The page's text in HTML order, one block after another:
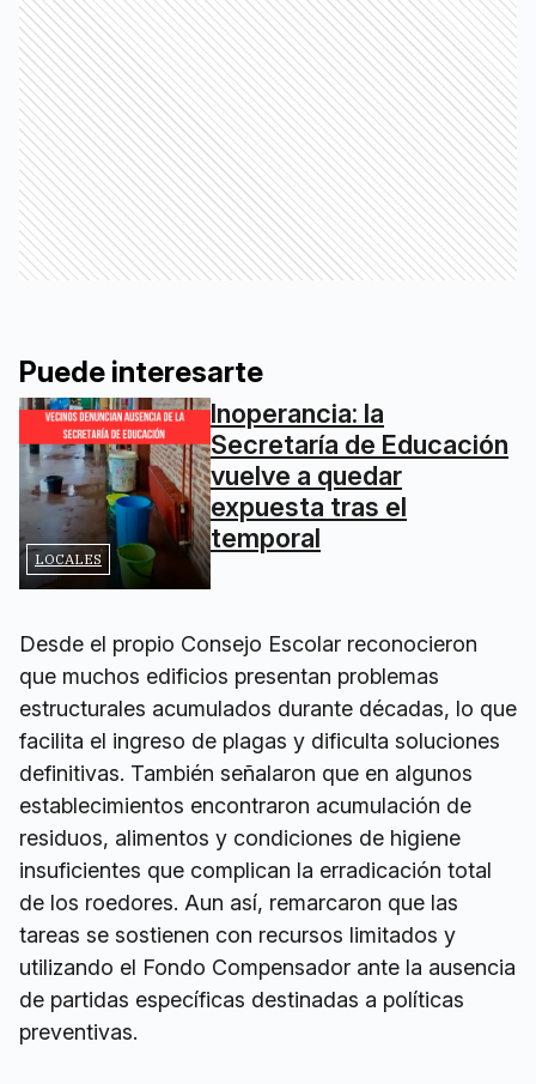
Puede interesarte
LOCALES
Inoperancia: la
Secretaría de Educación
vuelve a quedar
expuesta tras el
temporal
Desde el propio Consejo Escolar reconocieron
que muchos edificios presentan problemas
estructurales acumulados durante décadas, lo que
facilita el ingreso de plagas y dificulta soluciones
definitivas. También señalaron que en algunos
establecimientos encontraron acumulación de
residuos, alimentos y condiciones de higiene
insuficientes que complican la erradicación total
de los roedores. Aun así, remarcaron que las
tareas se sostienen con recursos limitados y
utilizando el Fondo Compensador ante la ausencia
de partidas específicas destinadas a políticas
preventivas.